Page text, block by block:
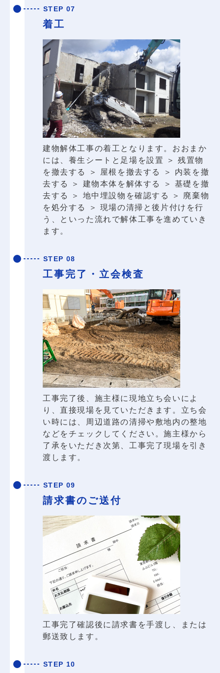
STEP 07
着工
建物解体工事の着工となります。おおまか
には、養生シートと足場を設置 ＞ 残置物
を撤去する ＞ 屋根を撤去する ＞ 内装を撤
去する ＞ 建物本体を解体する ＞ 基礎を撤
去する ＞ 地中埋設物を確認する ＞ 廃棄物
を処分する ＞ 現場の清掃と後片付けを行
う、といった流れで解体工事を進めていき
ます。
STEP 08
工事完了・立会検査
工事完了後、施主様に現地立ち会いによ
り、直接現場を見ていただきます。立ち会
い時には、周辺道路の清掃や敷地内の整地
などをチェックしてください。施主様から
了承をいただき次第、工事完了現場を引き
渡します。
STEP 09
請求書のご送付
工事完了確認後に請求書を手渡し、または
郵送致します。
STEP 10